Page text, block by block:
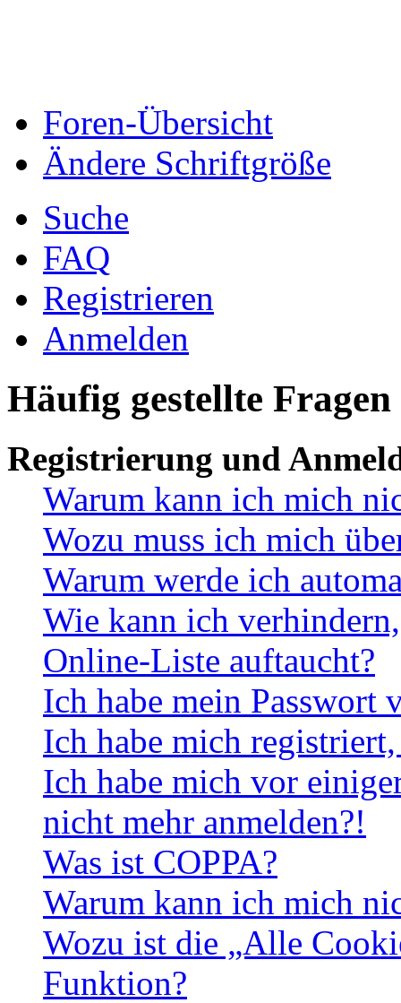
Foren-Übersicht
Ändere Schriftgröße
Suche
FAQ
Registrieren
Anmelden
Häufig gestellte Fragen
Registrierung und
Warum kann ich mich
Wozu muss ich mich
Warum werde ich
Wie kann ich
Online-Liste auftaucht?
Ich habe mein Passwort
Ich habe mich
Ich habe mich vor
nicht mehr anmelden?!
Was ist COPPA?
Warum kann ich mich
Wozu ist die „Alle
Funktion?